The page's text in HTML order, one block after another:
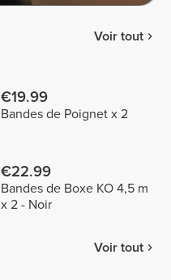
Voir tout
€19.99
Bandes de Poignet x 2
€22.99
Bandes de Boxe KO 4,5 m
x 2 - Noir
Voir tout